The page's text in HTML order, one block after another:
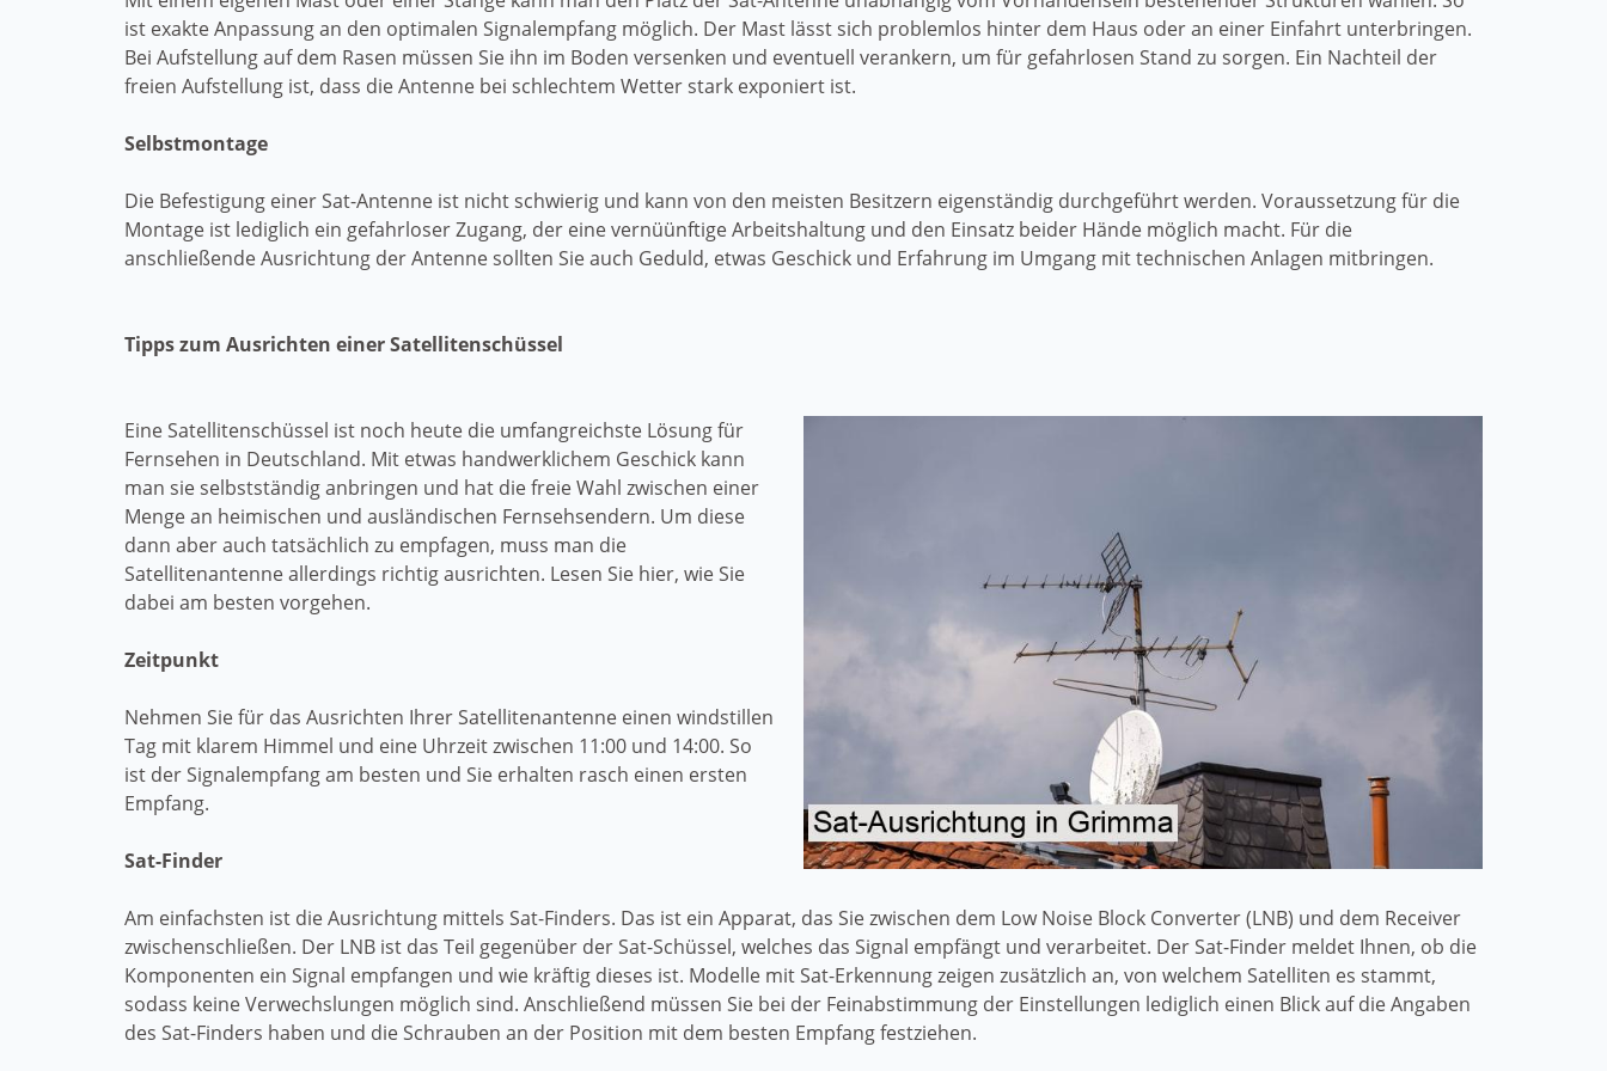
ist exakte Anpassung an den optimalen Signalempfang möglich. Der Mast lässt sich problemlos hinter dem Haus oder an einer Einfahrt unterbringen.
Bei Aufstellung auf dem Rasen müssen Sie ihn im Boden versenken und eventuell verankern, um für gefahrlosen Stand zu sorgen. Ein Nachteil der
freien Aufstellung ist, dass die Antenne bei schlechtem Wetter stark exponiert ist.
Selbstmontage
Die Befestigung einer Sat-Antenne ist nicht schwierig und kann von den meisten Besitzern eigenständig durchgeführt werden. Voraussetzung für die
Montage ist lediglich ein gefahrloser Zugang, der eine vernüünftige Arbeitshaltung und den Einsatz beider Hände möglich macht. Für die
anschließende Ausrichtung der Antenne sollten Sie auch Geduld, etwas Geschick und Erfahrung im Umgang mit technischen Anlagen mitbringen.
Tipps zum Ausrichten einer Satellitenschüssel
Eine Satellitenschüssel ist noch heute die umfangreichste Lösung für
Fernsehen in Deutschland. Mit etwas handwerklichem Geschick kann
man sie selbstständig anbringen und hat die freie Wahl zwischen einer
Menge an heimischen und ausländischen Fernsehsendern. Um diese
dann aber auch tatsächlich zu empfagen, muss man die
Satellitenantenne allerdings richtig ausrichten. Lesen Sie hier, wie Sie
dabei am besten vorgehen.
Zeitpunkt
Nehmen Sie für das Ausrichten Ihrer Satellitenantenne einen windstillen
Tag mit klarem Himmel und eine Uhrzeit zwischen 11:00 und 14:00. So
ist der Signalempfang am besten und Sie erhalten rasch einen ersten
Empfang.
Sat-Finder
Am einfachsten ist die Ausrichtung mittels Sat-Finders. Das ist ein Apparat, das Sie zwischen dem Low Noise Block Converter (LNB) und dem Receiver
zwischenschließen. Der LNB ist das Teil gegenüber der Sat-Schüssel, welches das Signal empfängt und verarbeitet. Der Sat-Finder meldet Ihnen, ob die
Komponenten ein Signal empfangen und wie kräftig dieses ist. Modelle mit Sat-Erkennung zeigen zusätzlich an, von welchem Satelliten es stammt,
sodass keine Verwechslungen möglich sind. Anschließend müssen Sie bei der Feinabstimmung der Einstellungen lediglich einen Blick auf die Angaben
des Sat-Finders haben und die Schrauben an der Position mit dem besten Empfang festziehen.